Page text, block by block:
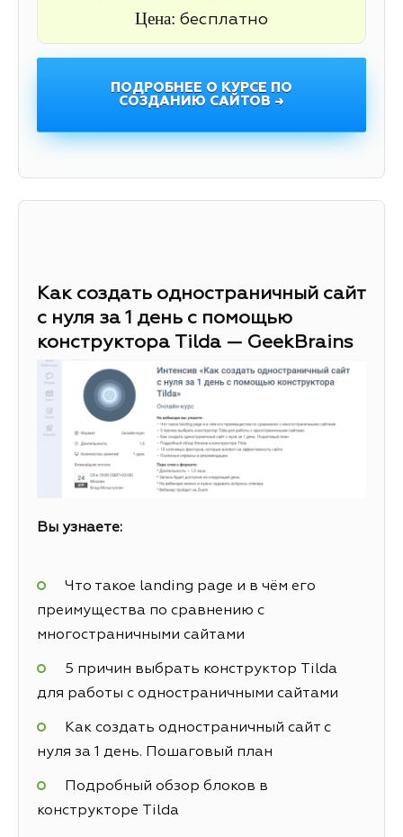
Цена: бесплатно
ПОДРОБНЕЕ О КУРСЕ ПО
СОЗДАНИЮ САЙТОВ →
Как создать одностраничный сайт
с нуля за 1 день с помощью
конструктора Tilda — GeekBrains
Вы узнаете:
Что такое landing page и в чём его
преимущества по сравнению с
многостраничными сайтами
5 причин выбрать конструктор Tilda
для работы с одностраничными сайтами
Как создать одностраничный сайт с
нуля за 1 день. Пошаговый план
Подробный обзор блоков в
конструкторе Tilda